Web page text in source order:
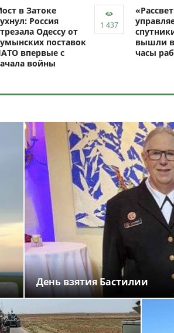
в Затоке
Россия
Одессу от
поставок
впервые с
войны
вышли
часы
День взятия Бастилии